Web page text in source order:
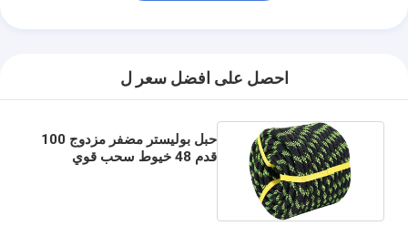
احصل على افضل سعر ل
حبل بوليستر مضفر مزدوج 100
قدم 48 خيوط سحب قوي